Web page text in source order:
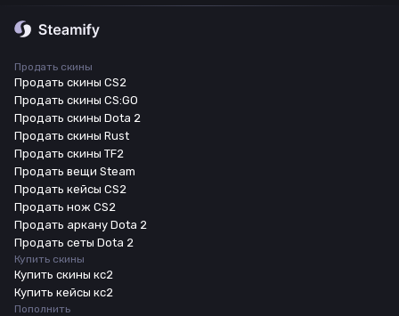
Продать скины
Продать скины CS2
Продать скины CS:GO
Продать скины Dota 2
Продать скины Rust
Продать скины TF2
Продать вещи Steam
Продать кейсы CS2
Продать нож CS2
Продать аркану Dota 2
Продать сеты Dota 2
Купить скины
Купить скины кс2
Купить кейсы кс2
Пополнить